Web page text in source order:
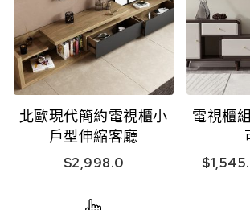
北歐現代簡約電視櫃小
戶型伸縮客廳
$2,998.0
電視櫃
$